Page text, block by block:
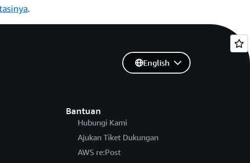
.
Bantuan
Hubungi Kami
Ajukan Tiket Dukungan
AWS re:Post
English